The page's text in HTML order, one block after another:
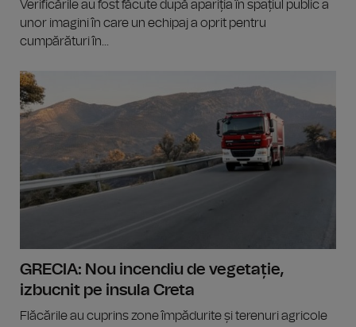
Verificările au fost făcute după apariția în spațiul public a
unor imagini în care un echipaj a oprit pentru
cumpărături în...
GRECIA: Nou incendiu de vegetație,
izbucnit pe insula Creta
Flăcările au cuprins zone împădurite și terenuri agricole